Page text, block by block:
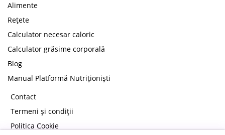
Alimente
Rețete
Calculator necesar caloric
Calculator grăsime corporală
Blog
Manual Platformă Nutriționiști
Contact
Termeni și condiții
Politica Cookie